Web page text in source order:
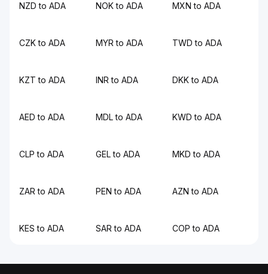
NZD to ADA NOK to ADA MXN to ADA
CZK to ADA MYR to ADA TWD to ADA
KZT to ADA INR to ADA DKK to ADA
AED to ADA MDL to ADA KWD to ADA
CLP to ADA GEL to ADA MKD to ADA
ZAR to ADA PEN to ADA AZN to ADA
KES to ADA SAR to ADA COP to ADA